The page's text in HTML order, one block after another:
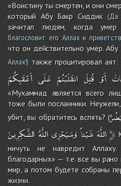
«Воистину ты смертен, и они
который Абу Бакр Сиддик (Да
зачитал людям, когда умер
благословит его Аллах и
что он действительно умер. Абу
Аллах!) также процитировал аят:
أَوْ قُتِلَ انقَلَبْتُمْ عَلَى أَعْقَبِكُمْ
«Мухаммад является всего
тоже были посланники.
убит, вы обратитесь вспять? (
اللَّهَ شَيْئاًوَسَيَجْزِى اللَّهُالشَّكِرِينَ ﴿
ничуть не навредит
благодарных» — т.е. все вы
мир, а потом будете собраны
жизни.